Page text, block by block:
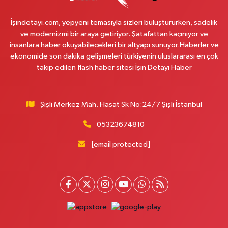
Altınkum Eczanesi
Kocamustafapaşa Mahallesi Etyemez Tekkesi Sokak No: 19 1A Samatya
hastanesinin yokuşu, Cerrahpaşa ambulans girişi karşı çaprazı
Yol Tarifi Al
Havaalanı Mahallesi Taşocağı Caddesi 22 C ESENLER KADIN DOĞUM
HASTANESİ KARŞISI
Yol Tarifi Al
0 (212) 552 79 66 Yol Tarifi Al
İşindetayi.com, yepyeni temasıyla sizleri buluştururken, sadelik
ve modernizmi bir araya getiriyor. Şatafattan kaçınıyor ve
insanlara haber okuyabilecekleri bir altyapı sunuyor.Haberler ve
ekonomide son dakika gelişmeleri türkiyenin uluslararası en çok
takip edilen flash haber sitesi İşin Detayı Haber
Şişli Merkez Mah. Hasat Sk No:24/7 Şişli İstanbul
05323674810
[email protected]